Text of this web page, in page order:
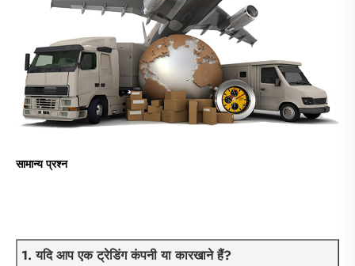
सामान्य प्रश्न
1. यदि आप एक ट्रेडिंग कंपनी या कारखाने हैं?